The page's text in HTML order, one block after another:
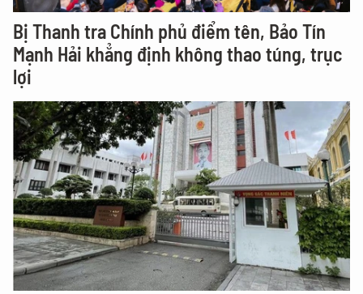
Bị Thanh tra Chính phủ điểm tên, Bảo Tín
Mạnh Hải khẳng định không thao túng, trục
lợi